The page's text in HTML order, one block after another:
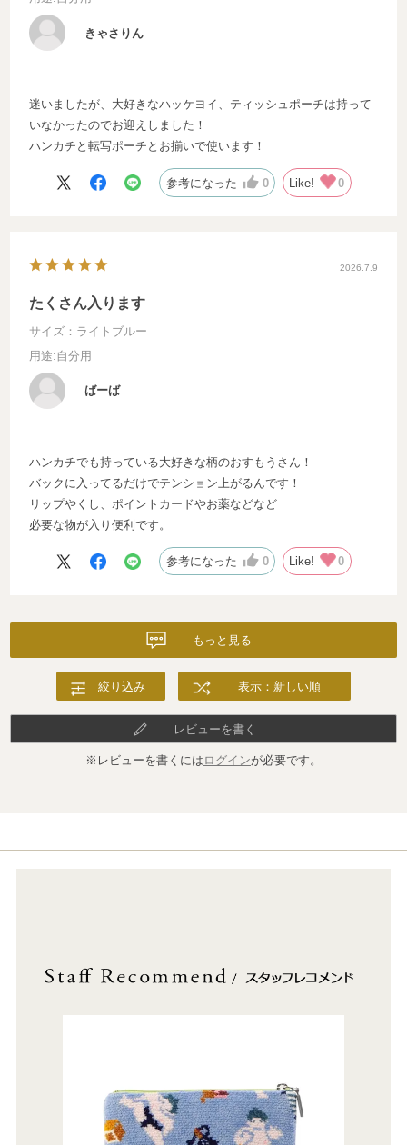
きゃさりん
迷いましたが、大好きなハッケヨイ、ティッシュポーチは持って
いなかったのでお迎えしました！
ハンカチと転写ポーチとお揃いで使います！
参考になった 0 Like! 0
2026.7.9
たくさん入ります
サイズ：ライトブルー
用途:自分用
ばーば
ハンカチでも持っている大好きな柄のおすもうさん！
バックに入ってるだけでテンション上がるんです！
リップやくし、ポイントカードやお薬などなど
必要な物が入り便利です。
参考になった 0 Like! 0
もっと見る
絞り込み 表示：新しい順
レビューを書く
※レビューを書くには ログインが必要です。